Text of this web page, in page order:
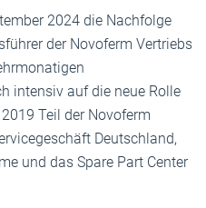
2024 die Nachfolge
der Novoferm Vertriebs
intensiv auf die neue Rolle
Teil der Novoferm
Deutschland,
und das Spare Part Center